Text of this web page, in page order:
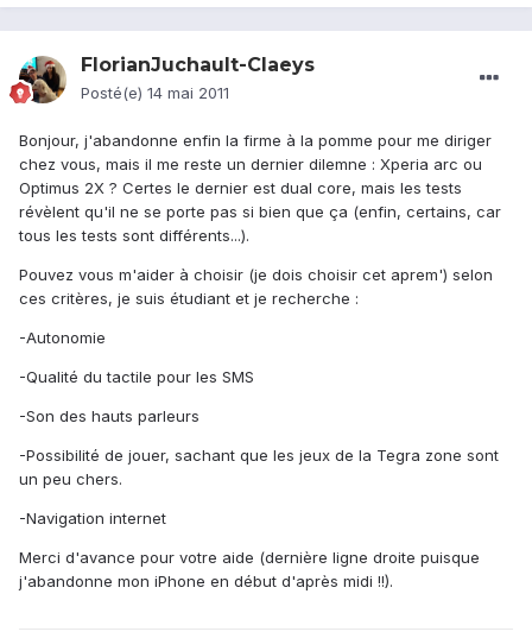
FlorianJuchault-Claeys
Posté(e) 14 mai 2011
Bonjour, j'abandonne enfin la firme à la pomme pour me diriger
chez vous, mais il me reste un dernier dilemne : Xperia arc ou
Optimus 2X ? Certes le dernier est dual core, mais les tests
révèlent qu'il ne se porte pas si bien que ça (enfin, certains, car
tous les tests sont différents...).
Pouvez vous m'aider à choisir (je dois choisir cet aprem') selon
ces critères, je suis étudiant et je recherche :
-Autonomie
-Qualité du tactile pour les SMS
-Son des hauts parleurs
-Possibilité de jouer, sachant que les jeux de la Tegra zone sont
un peu chers.
-Navigation internet
Merci d'avance pour votre aide (dernière ligne droite puisque
j'abandonne mon iPhone en début d'après midi !!).